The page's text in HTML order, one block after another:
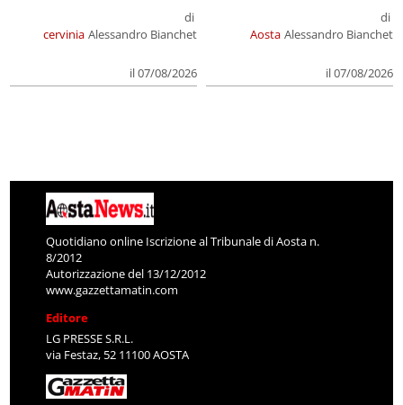
cervinia
di
Alessandro Bianchet
il 07/08/2026
Aosta
di
Alessandro Bianchet
il 07/08/2026
Quotidiano online Iscrizione al Tribunale di Aosta n.
8/2012
Autorizzazione del 13/12/2012
www.gazzettamatin.com
Editore
LG PRESSE S.R.L.
via Festaz, 52 11100 AOSTA